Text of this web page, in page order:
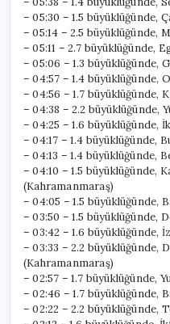
– 05:30 – 1.5 büyüklüğünde,
– 05:14 – 2.5 büyüklüğünde,
– 05:11 – 2.7 büyüklüğünde,
– 05:06 – 1.3 büyüklüğünde,
– 04:57 – 1.4 büyüklüğünde,
– 04:56 – 1.7 büyüklüğünde,
– 04:38 – 2.2 büyüklüğünde,
– 04:25 – 1.6 büyüklüğünde,
– 04:17 – 1.4 büyüklüğünde,
– 04:13 – 1.4 büyüklüğünde,
– 04:10 – 1.5 büyüklüğünde,
(Kahramanmaraş)
– 04:05 – 1.5 büyüklüğünde,
– 03:50 – 1.5 büyüklüğünde,
– 03:42 – 1.6 büyüklüğünde,
– 03:33 – 2.2 büyüklüğünde,
(Kahramanmaraş)
– 02:57 – 1.7 büyüklüğünde,
– 02:46 – 1.7 büyüklüğünde,
– 02:22 – 2.2 büyüklüğünde,